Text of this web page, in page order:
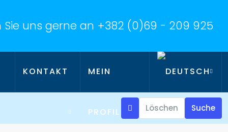
Sie uns gerne an +382 (0)69 - 209 925
KONTAKT MEIN
PROFIL Löschen Suche